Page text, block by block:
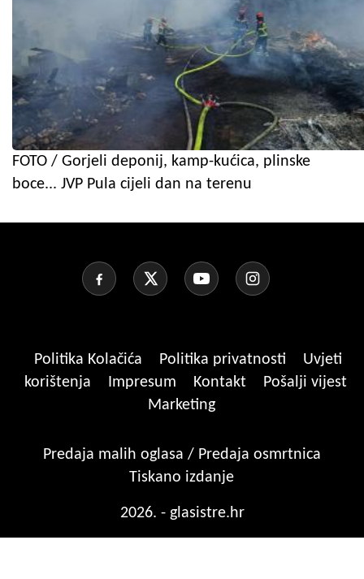
FOTO / Gorjeli deponij, kamp-kućica, plinske
boce... JVP Pula cijeli dan na terenu
Politika Kolačića Politika privatnosti
Uvjeti
korištenja
Impresum Kontakt
Pošalji vijest
Marketing
Predaja malih oglasa / Predaja osmrtnica
Tiskano izdanje
2026. - glasistre.hr